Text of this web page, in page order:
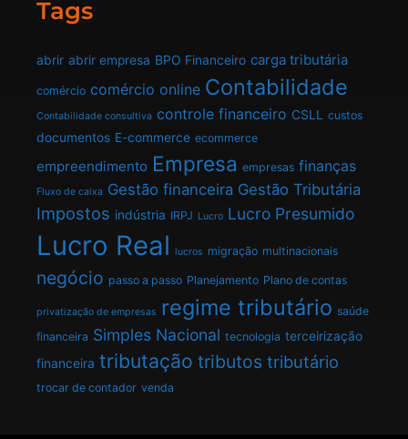
Tags
abrir abrir empresa BPO Financeiro carga tributária
comércio comércio online Contabilidade
Contabilidade consultiva controle financeiro CSLL custos
documentos E-commerce ecommerce
empreendimento Empresa empresas finanças
Fluxo de caixa Gestão financeira Gestão Tributária
Impostos indústria IRPJ Lucro Lucro Presumido
Lucro Real lucros migração multinacionais
negócio passo a passo Planejamento Plano de contas
privatização de empresas regime tributário saúde
financeira Simples Nacional tecnologia terceirização
financeira tributação tributos tributário
trocar de contador venda